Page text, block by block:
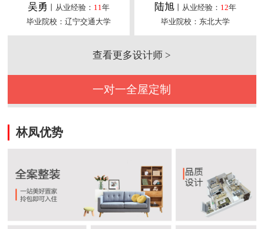
吴勇 丨从业经验： 11年
毕业院校：辽宁交通大学
陆旭丨从业经验： 12年
毕业院校：东北大学
查看更多设计师 >
一对一全屋定制
林凤优势